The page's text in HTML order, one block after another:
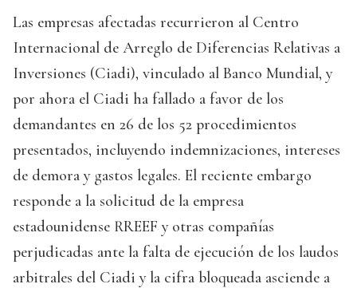
Las empresas afectadas recurrieron al Centro
Internacional de Arreglo de Diferencias Relativas a
Inversiones (Ciadi), vinculado al Banco Mundial, y
por ahora el Ciadi ha fallado a favor de los
demandantes en 26 de los 52 procedimientos
presentados, incluyendo indemnizaciones, intereses
de demora y gastos legales. El reciente embargo
responde a la solicitud de la empresa
estadounidense RREEF y otras compañías
perjudicadas ante la falta de ejecución de los laudos
arbitrales del Ciadi y la cifra bloqueada asciende a